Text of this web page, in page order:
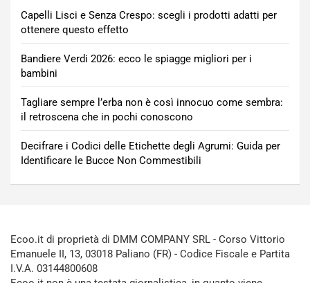
Capelli Lisci e Senza Crespo: scegli i prodotti adatti per
ottenere questo effetto
Bandiere Verdi 2026: ecco le spiagge migliori per i
bambini
Tagliare sempre l’erba non è così innocuo come sembra:
il retroscena che in pochi conoscono
Decifrare i Codici delle Etichette degli Agrumi: Guida per
Identificare le Bucce Non Commestibili
Ecoo.it di proprietà di DMM COMPANY SRL - Corso Vittorio
Emanuele II, 13, 03018 Paliano (FR) - Codice Fiscale e Partita
I.V.A. 03144800608